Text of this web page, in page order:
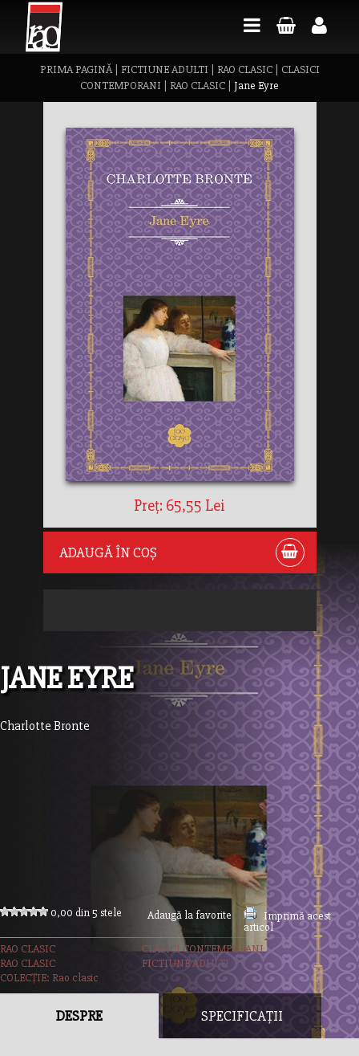
PRIMA PAGINĂ| FICTIUNE ADULTI RAO CLASIC| CLASICI
CONTEMPORANI
RAO CLASIC Jane Eyre
Preț: 65,55 Lei
ADAUGĂ ÎN COȘ
JANE EYRE
Charlotte Bronte
0,00 din 5 stele Adaugă la favorite
Imprimă acest
articol
RAO CLASIC
CLASICI CONTEMPORANI
RAO CLASIC
FICTIUNE ADULTI
COLECȚIE: Rao clasic
DESPRE SPECIFICAȚII